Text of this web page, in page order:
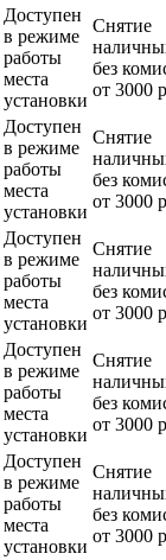
Доступен
в режиме
работы
места
установки
Снятие
без
от 3000
Доступен
в режиме
работы
места
установки
Снятие
без
от 3000
Доступен
в режиме
работы
места
установки
Снятие
без
от 3000
Доступен
в режиме
работы
места
установки
Снятие
без
от 3000
Доступен
в режиме
работы
места
установки
Снятие
без
от 3000